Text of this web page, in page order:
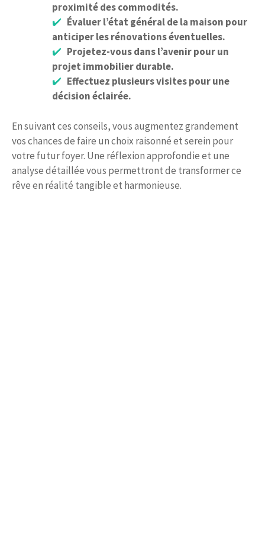
proximité des commodités.
Évaluer l’état général de la maison pour
anticiper les rénovations éventuelles.
Projetez-vous dans l’avenir pour un
projet immobilier durable.
Effectuez plusieurs visites pour une
décision éclairée.
En suivant ces conseils, vous augmentez grandement
vos chances de faire un choix raisonné et serein pour
votre futur foyer. Une réflexion approfondie et une
analyse détaillée vous permettront de transformer ce
rêve en réalité tangible et harmonieuse.